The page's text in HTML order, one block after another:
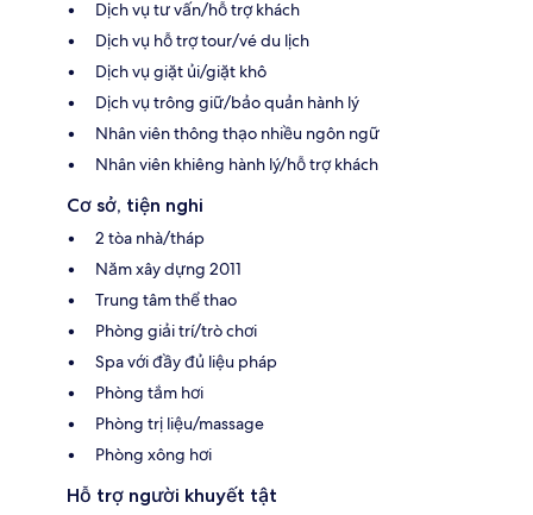
Dịch vụ tư vấn/hỗ trợ khách
Dịch vụ hỗ trợ tour/vé du lịch
Dịch vụ giặt ủi/giặt khô
Dịch vụ trông giữ/bảo quản hành lý
Nhân viên thông thạo nhiều ngôn ngữ
Nhân viên khiêng hành lý/hỗ trợ khách
Cơ sở, tiện nghi
2 tòa nhà/tháp
Năm xây dựng 2011
Trung tâm thể thao
Phòng giải trí/trò chơi
Spa với đầy đủ liệu pháp
Phòng tắm hơi
Phòng trị liệu/massage
Phòng xông hơi
Hỗ trợ người khuyết tật